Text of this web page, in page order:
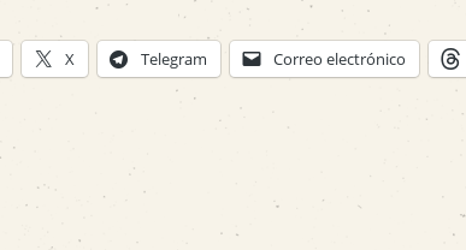
X Telegram Correo electrónico